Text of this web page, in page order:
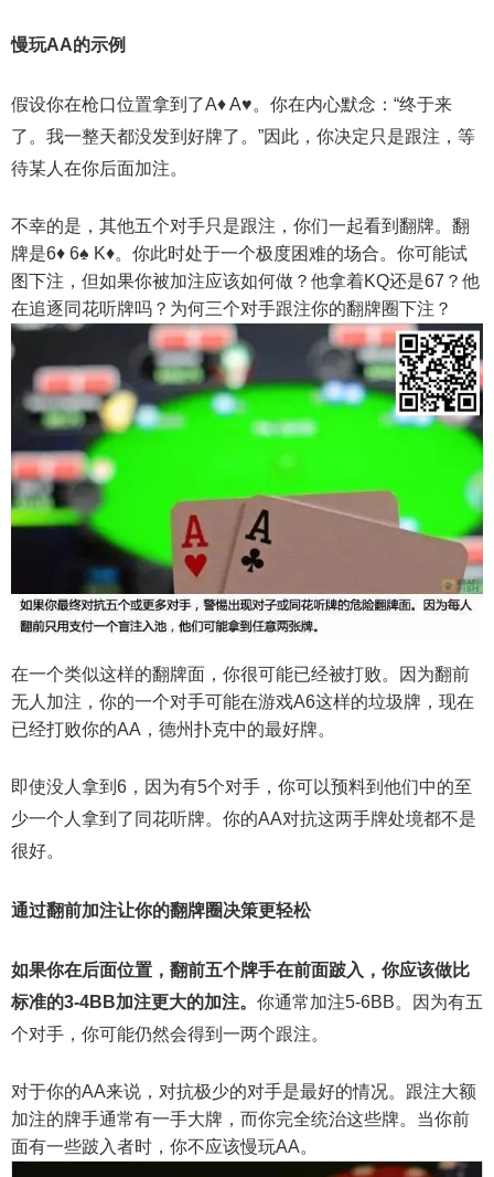
慢玩AA的示例
假设你在枪口位置拿到了A♦ A♥。你在内心默念：“终于来
了。我一整天都没发到好牌了。”因此，你决定只是跟注，等
待某人在你后面加注。
不幸的是，其他五个对手只是跟注，你们一起看到翻牌。翻
牌是6♦ 6♠ K♦。你此时处于一个极度困难的场合。你可能试
图下注，但如果你被加注应该如何做？他拿着KQ还是67？他
在追逐同花听牌吗？为何三个对手跟注你的翻牌圈下注？
在一个类似这样的翻牌面，你很可能已经被打败。因为翻前
无人加注，你的一个对手可能在游戏A6这样的垃圾牌，现在
已经打败你的AA，德州扑克中的最好牌。
即使没人拿到6，因为有5个对手，你可以预料到他们中的至
少一个人拿到了同花听牌。你的AA对抗这两手牌处境都不是
很好。
通过翻前加注让你的翻牌圈决策更轻松
如果你在后面位置，翻前五个牌手在前面跛入，你应该做比
标准的3-4BB加注更大的加注。 你通常加注5-6BB。因为有五
个对手，你可能仍然会得到一两个跟注。
对于你的AA来说，对抗极少的对手是最好的情况。跟注大额
加注的牌手通常有一手大牌，而你完全统治这些牌。当你前
面有一些跛入者时，你不应该慢玩AA。